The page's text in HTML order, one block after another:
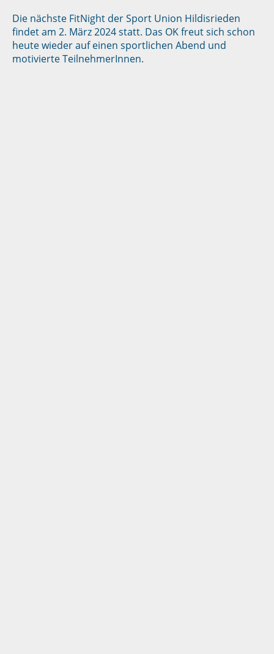
Die nächste FitNight der Sport Union Hildisrieden
findet am 2. März 2024 statt. Das OK freut sich schon
heute wieder auf einen sportlichen Abend und
motivierte TeilnehmerInnen.